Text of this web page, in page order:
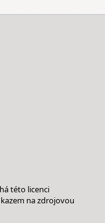
této licenci
na zdrojovou